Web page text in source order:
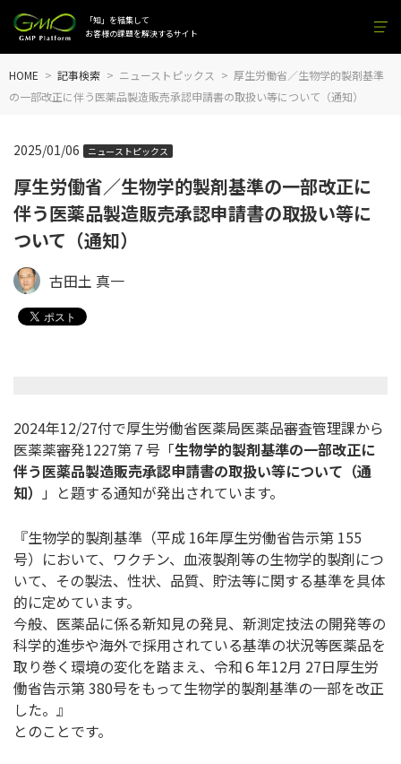
「知」を結集して
お客様の課題を解決するサイト
HOME 記事検索 ニューストピックス
厚生労働省／生物学的製剤基準
の一部改正に伴う医薬品製造販売承認申請書の取扱い等について（通知）
厚生労働省／生物学的製剤基準の一部改正に
伴う医薬品製造販売承認申請書の取扱い等に
ついて（通知）
2025/01/06 ニューストピックス
古田土 真一
2024年12/27付で厚生労働省医薬局医薬品審査管理課から
医薬薬審発1227第７号「生物学的製剤基準の一部改正に
伴う医薬品製造販売承認申請書の取扱い等について（通
知）
」と題する通知が発出されています。
『生物学的製剤基準（平成 16年厚生労働省告示第 155
号）において、ワクチン、血液製剤等の生物学的製剤につ
いて、その製法、性状、品質、貯法等に関する基準を具体
的に定めています。
今般、医薬品に係る新知見の発見、新測定技法の開発等の
科学的進歩や海外で採用されている基準の状況等医薬品を
取り巻く環境の変化を踏まえ、令和６年12月 27日厚生労
働省告示第 380号をもって生物学的製剤基準の一部を改正
した。』
とのことです。